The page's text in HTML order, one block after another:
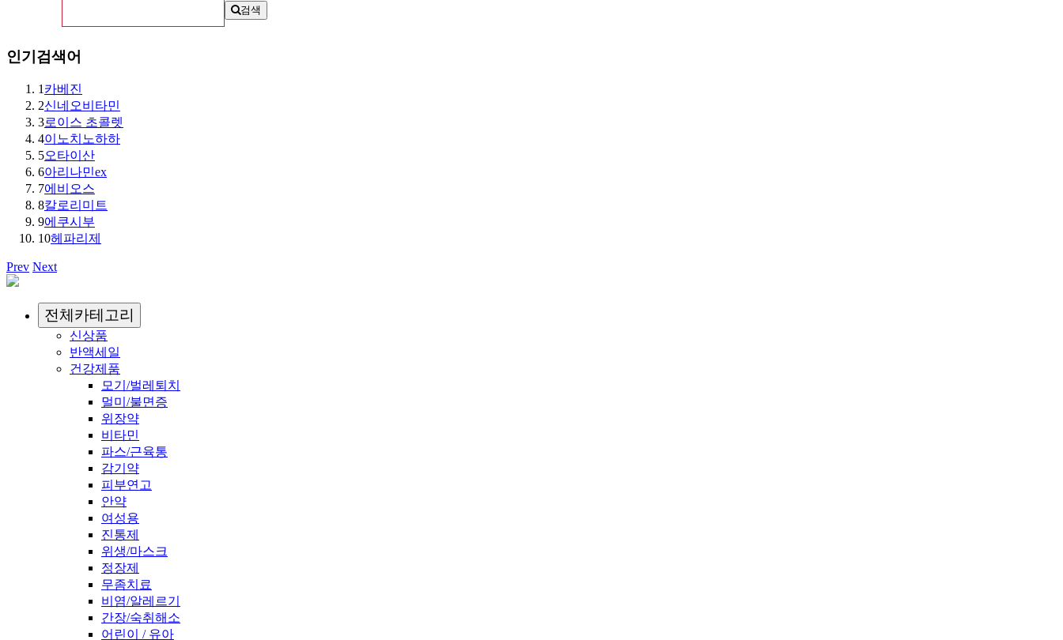
검색
인기검색어
1카베진
2신네오비타민
3로이스 초콜렛
4이노치노하하
5오타이산
6아리나민ex
7에비오스
8칼로리미트
9에쿠시부
10헤파리제
Prev Next
전체카테고리
신상품
반액세일
건강제품
모기/벌레퇴치
멀미/불면증
위장약
비타민
파스/근육통
감기약
피부연고
안약
여성용
진통제
위생/마스크
정장제
무좀치료
비염/알레르기
간장/숙취해소
어린이 / 유아